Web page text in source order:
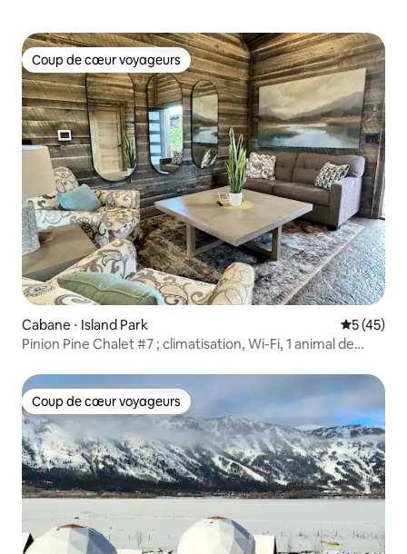
Coup de cœur voyageurs
Coup de cœur voyageurs
Cabane ⋅ Island Park
5 (45)
Pinion Pine Chalet #7 ; climatisation, Wi-Fi, 1 animal de
Coup de cœur voyageurs
Coup de cœur voyageurs